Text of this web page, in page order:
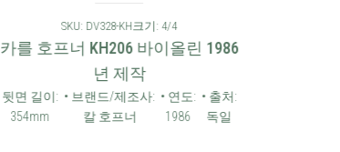
SKU: DV328-KH크기: 4/4
카를 호프너 KH206 바이올린 1986
년 제작
뒷면 길이:
354mm
• 브랜드/제조사:
칼 호프너
• 연도:
1986
• 출처:
독일